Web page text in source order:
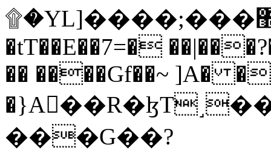
۩�YL]����;���׿�޽������+��k��o���O�Zt�6�[a��v_r;�b�f���==
�tT��E��7=�
�� ����Gf��~ ]A�
���G��?